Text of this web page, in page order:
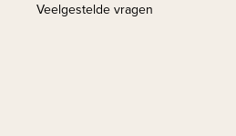
Veelgestelde vragen